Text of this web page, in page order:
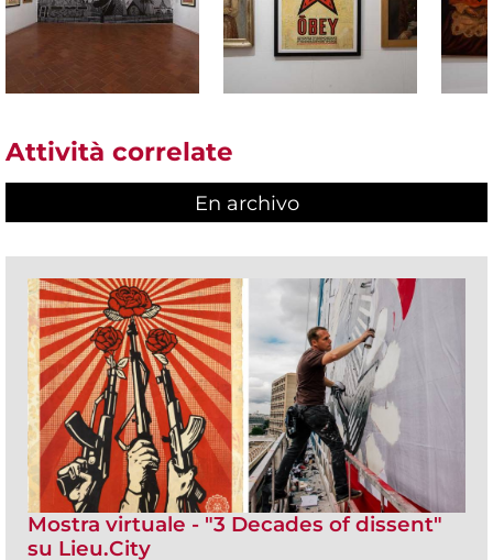
Attività correlate
En archivo
Mostra virtuale - "3 Decades of dissent"
su Lieu.City